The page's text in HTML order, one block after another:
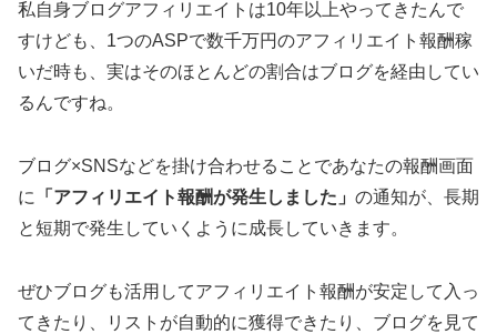
私自身ブログアフィリエイトは10年以上やってきたんで
すけども、1つのASPで数千万円のアフィリエイト報酬稼
いだ時も、実はそのほとんどの割合はブログを経由してい
るんですね。
ブログ×SNSなどを掛け合わせることであなたの報酬画面
に
「アフィリエイト報酬が発生しました」 の通知が、長期
と短期で発生していくように成長していきます。
ぜひブログも活用してアフィリエイト報酬が安定して入っ
てきたり、リストが自動的に獲得できたり、ブログを見て